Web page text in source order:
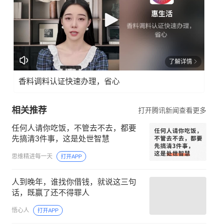
了解详情
香料调料认证快速办理，省心
相关推荐 打开腾讯新闻查看更多
任何人请你吃饭，不管去不去，都要
先搞清3件事，这是处世智慧
思维精进每一天 打开APP
人到晚年，谁找你借钱，就说这三句
话，既赢了还不得罪人
悟心人 打开APP